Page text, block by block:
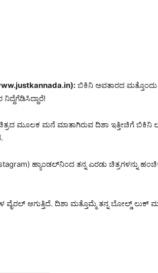
ಬಿಕಿನಿ ಅವತಾರದ
ಮೂಲಕ ಮನೆ ಮಾತಾಗಿರುವ ದಿಶಾ ಇತ್ತೀಚಿಗೆ ಬಿಕಿನಿ
ಹ್ಯಾಂಡಲ್‌ನಿಂದ ತನ್ನ ಎರಡು ಚಿತ್ರಗಳನ್ನು
ಆಗುತ್ತಿದೆ. ದಿಶಾ ಮತ್ತೊಮ್ಮೆ ತನ್ನ ಬೋಲ್ಡ್ ಲುಕ್